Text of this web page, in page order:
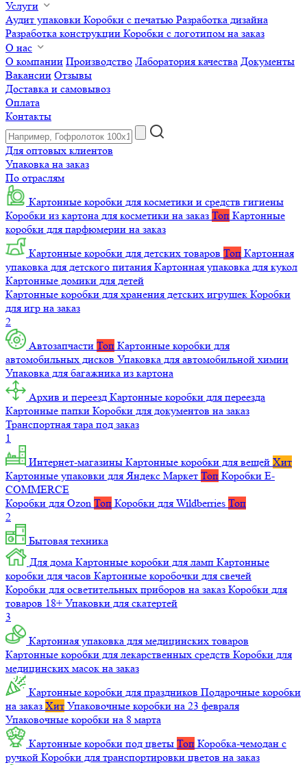
Услуги
Аудит упаковки Коробки с печатью Разработка дизайна
Разработка конструкции Коробки с логотипом на заказ
О нас
О компании Производство Лаборатория качества Документы
Вакансии Отзывы
Доставка и самовывоз
Оплата
Контакты
Для оптовых клиентов
Упаковка на заказ
По отраслям
Картонные коробки для косметики и средств гигиены
Коробки из картона для косметики на заказ Топ Картонные
коробки для парфюмерии на заказ
Картонные коробки для детских товаров Топ Картонная
упаковка для детского питания Картонная упаковка для кукол
Картонные домики для детей
Картонные коробки для хранения детских игрушек Коробки
для игр на заказ
2
Автозапчасти Топ Картонные коробки для
автомобильных дисков Упаковка для автомобильной химии
Упаковка для багажника из картона
Архив и переезд Картонные коробки для переезда
Картонные папки Коробки для документов на заказ
Транспортная тара под заказ
1
Интернет-магазины Картонные коробки для вещей Хит
Картонные упаковки для Яндекс Маркет Топ Коробки E-
COMMERCE
Коробки для Ozon Топ Коробки для Wildberries Топ
2
Бытовая техника
Для дома Картонные коробки для ламп Картонные
коробки для часов Картонные коробочки для свечей
Коробки для осветительных приборов на заказ Коробки для
товаров 18+ Упаковки для скатертей
3
Картонная упаковка для медицинских товаров
Картонные коробки для лекарственных средств Коробки для
медицинских масок на заказ
Картонные коробки для праздников Подарочные коробки
на заказ Хит Упаковочные коробки на 23 февраля
Упаковочные коробки на 8 марта
Картонные коробки под цветы Топ Коробка-чемодан с
ручкой Коробки для транспортировки цветов на заказ